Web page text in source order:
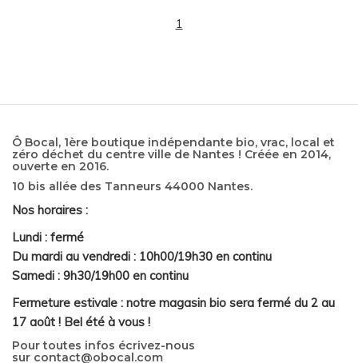
1
Ô Bocal, 1ère boutique indépendante bio, vrac, local et
zéro déchet du centre ville de Nantes ! Créée en 2014,
ouverte en 2016.
10 bis allée des Tanneurs 44000 Nantes.
Nos horaires :
Lundi : fermé
Du mardi au vendredi : 10h00/19h30 en continu
Samedi : 9h30/19h00 en continu
Fermeture estivale : notre magasin bio sera fermé du 2 au
17 août ! Bel été à vous !
Pour toutes infos écrivez-nous
sur contact@obocal.com